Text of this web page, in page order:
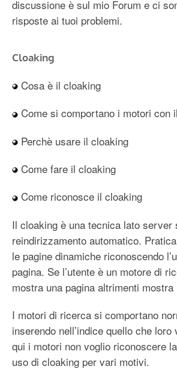
discussione è sul mio Forum e ci
risposte ai tuoi problemi.
Cloaking
Cosa è il cloaking
Come si comportano i motori con
Perchè usare il cloaking
Come fare il cloaking
Come riconosce il cloaking
Il cloaking è una tecnica lato server
reindirizzamento automatico.
le pagine dinamiche riconoscendo
pagina. Se l’utente è un motore di
mostra una pagina altrimenti mostra
I motori di ricerca si comportano
inserendo nell’indice quello che loro
qui i motori non voglio riconoscere
uso di cloaking per vari motivi.